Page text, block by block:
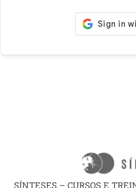
SÍNTESES – CURSOS E